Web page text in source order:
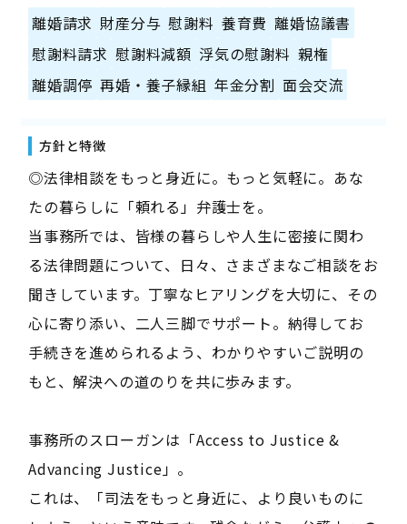
離婚請求 財産分与 慰謝料 養育費 離婚協議書
慰謝料請求 慰謝料減額 浮気の慰謝料 親権
離婚調停 再婚・養子縁組 年金分割 面会交流
方針と特徴
◎法律相談をもっと身近に。もっと気軽に。あな
たの暮らしに「頼れる」弁護士を。
当事務所では、皆様の暮らしや人生に密接に関わ
る法律問題について、日々、さまざまなご相談をお
聞きしています。丁寧なヒアリングを大切に、その
心に寄り添い、二人三脚でサポート。納得してお
手続きを進められるよう、わかりやすいご説明の
もと、解決への道のりを共に歩みます。
事務所のスローガンは「Access to Justice &
Advancing Justice」。
これは、「司法をもっと身近に、より良いものに